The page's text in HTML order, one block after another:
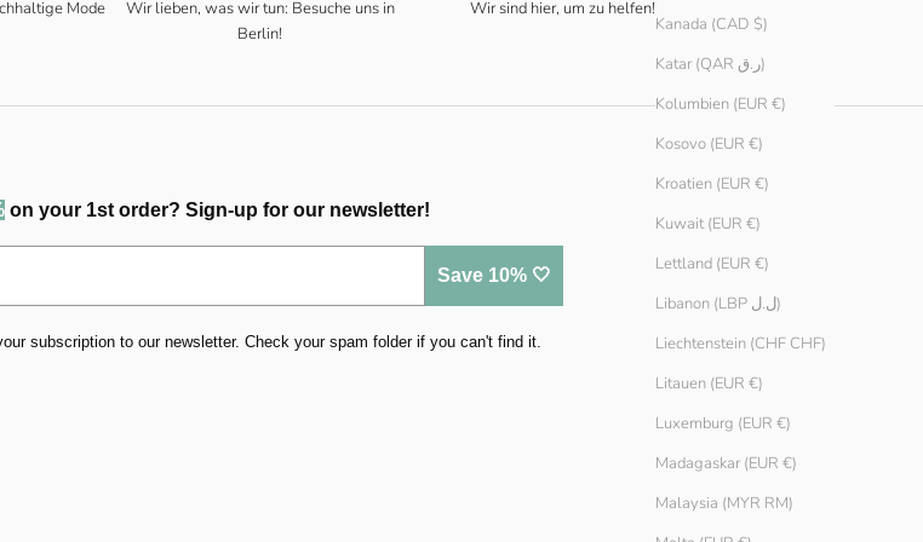
Kanada (CAD $)
Katar (QAR ر.ق)
Kolumbien (EUR €)
Kosovo (EUR €)
Kroatien (EUR €)
Kuwait (EUR €)
Lettland (EUR €)
Libanon (LBP ل.ل)
Liechtenstein (CHF CHF)
Litauen (EUR €)
Luxemburg (EUR €)
Madagaskar (EUR €)
Malaysia (MYR RM)
Mode
Wir lieben, was wir tun: Besuche uns in
Berlin!
Wir sind hier, um zu helfen!
on your 1st order? Sign-up for our newsletter!
Save 10% 🤍
subscription to our newsletter. Check your spam folder if you can't find it.